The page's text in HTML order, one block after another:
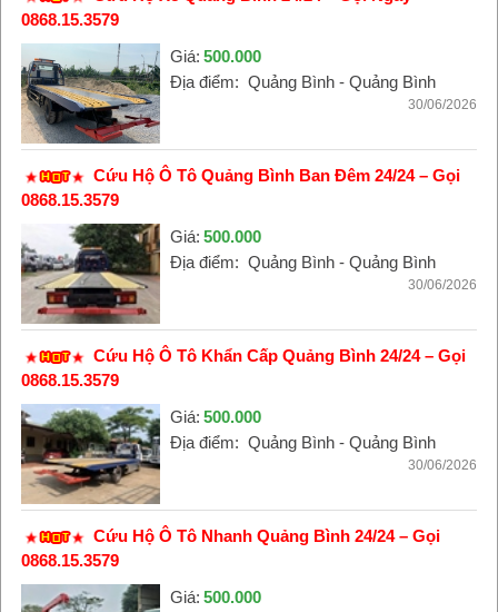
0868.15.3579
Giá: 500.000
Địa điểm: Quảng Bình - Quảng Bình
30/06/2026
Cứu Hộ Ô Tô Quảng Bình Ban Đêm 24/24 – Gọi
0868.15.3579
Giá: 500.000
Địa điểm: Quảng Bình - Quảng Bình
30/06/2026
Cứu Hộ Ô Tô Khẩn Cấp Quảng Bình 24/24 – Gọi
0868.15.3579
Giá: 500.000
Địa điểm: Quảng Bình - Quảng Bình
30/06/2026
Cứu Hộ Ô Tô Nhanh Quảng Bình 24/24 – Gọi
0868.15.3579
Giá: 500.000